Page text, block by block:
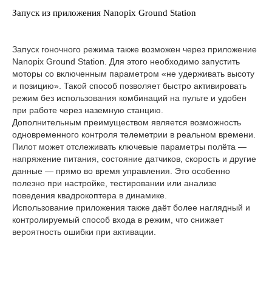
Запуск из приложения Nanopix Ground Station
Запуск гоночного режима также возможен через приложение
Nanopix Ground Station. Для этого необходимо запустить
моторы со включенным параметром «не удерживать высоту
и позицию». Такой способ позволяет быстро активировать
режим без использования комбинаций на пульте и удобен
при работе через наземную станцию.
Дополнительным преимуществом является возможность
одновременного контроля телеметрии в реальном времени.
Пилот может отслеживать ключевые параметры полёта —
напряжение питания, состояние датчиков, скорость и другие
данные — прямо во время управления. Это особенно
полезно при настройке, тестировании или анализе
поведения квадрокоптера в динамике.
Использование приложения также даёт более наглядный и
контролируемый способ входа в режим, что снижает
вероятность ошибки при активации.